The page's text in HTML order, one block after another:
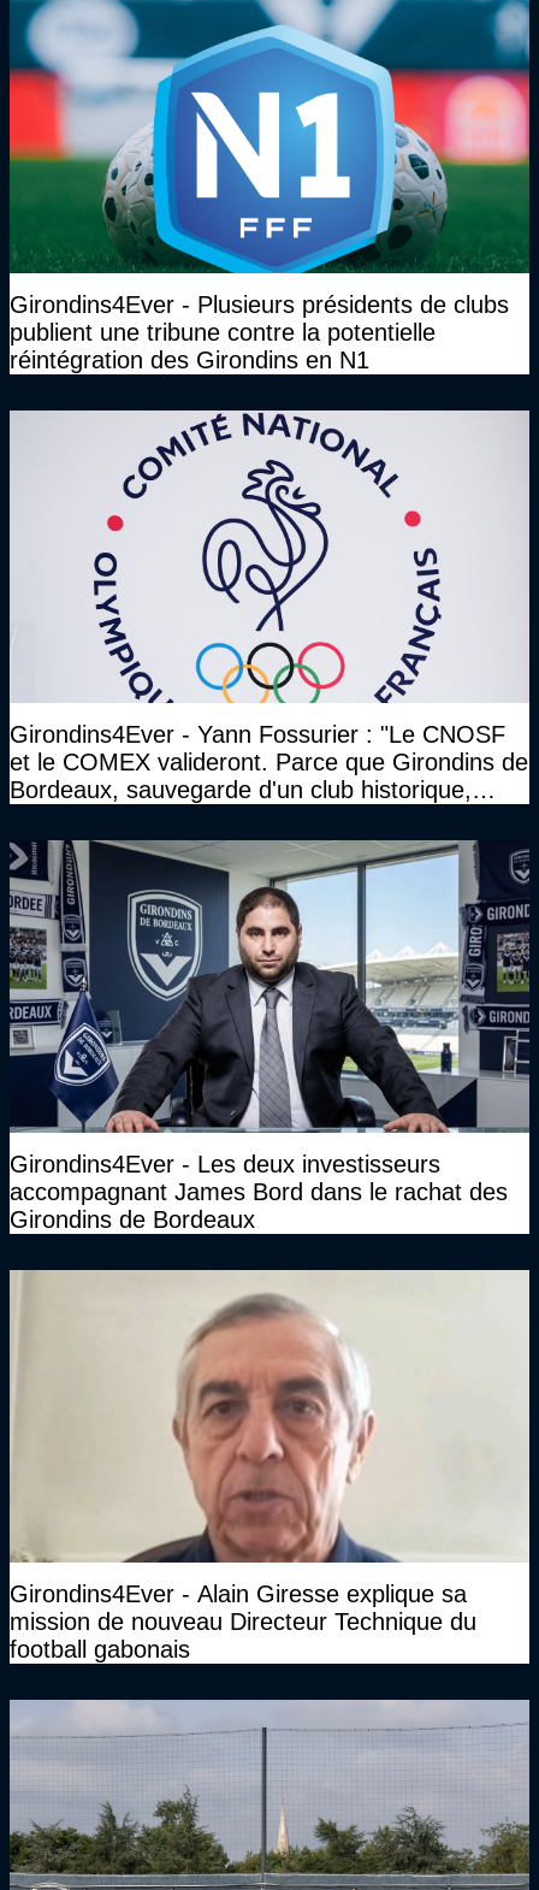
Girondins4Ever - Plusieurs présidents de clubs
publient une tribune contre la potentielle
réintégration des Girondins en N1
Girondins4Ever - Yann Fossurier : "Le CNOSF
et le COMEX valideront. Parce que Girondins de
Bordeaux, sauvegarde d'un club historique,
Girondins4Ever - Les deux investisseurs
accompagnant James Bord dans le rachat des
Girondins de Bordeaux
Girondins4Ever - Alain Giresse explique sa
mission de nouveau Directeur Technique du
football gabonais